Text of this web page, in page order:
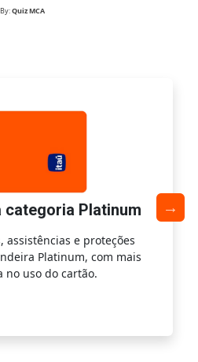
By:Quiz MCA
categoria Platinum
assistências e proteções
Platinum, com mais
no uso do cartão.